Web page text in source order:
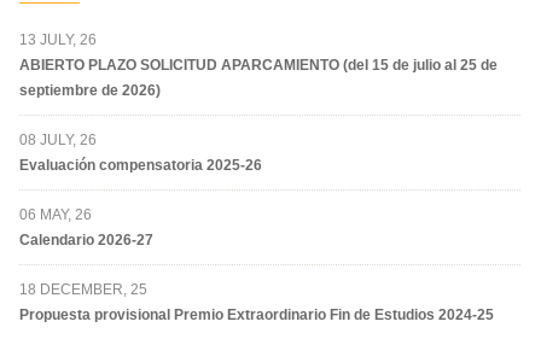
13 JULY, 26
ABIERTO PLAZO SOLICITUD APARCAMIENTO (del 15 de julio al 25 de
septiembre de 2026)
08 JULY, 26
Evaluación compensatoria 2025-26
06 MAY, 26
Calendario 2026-27
18 DECEMBER, 25
Propuesta provisional Premio Extraordinario Fin de Estudios 2024-25